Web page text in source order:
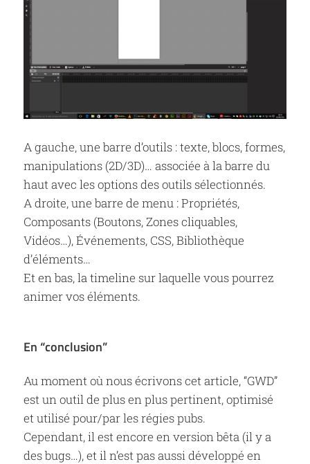
A gauche, une barre d’outils : texte, blocs, formes,
manipulations (2D/3D)… associée à la barre du
haut avec les options des outils sélectionnés.
A droite, une barre de menu : Propriétés,
Composants (Boutons, Zones cliquables,
Vidéos…), Événements, CSS, Bibliothèque
d’éléments…
Et en bas, la timeline sur laquelle vous pourrez
animer vos éléments.
En “conclusion”
Au moment où nous écrivons cet article, “GWD”
est un outil de plus en plus pertinent, optimisé
et utilisé pour/par les régies pubs.
Cependant, il est encore en version bêta (il y a
des bugs…), et il n’est pas aussi développé en